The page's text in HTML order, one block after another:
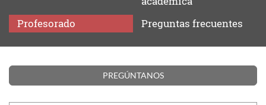
Profesorado
Preguntasfrecuentes
ProfesoradoPREGÚNTANOS